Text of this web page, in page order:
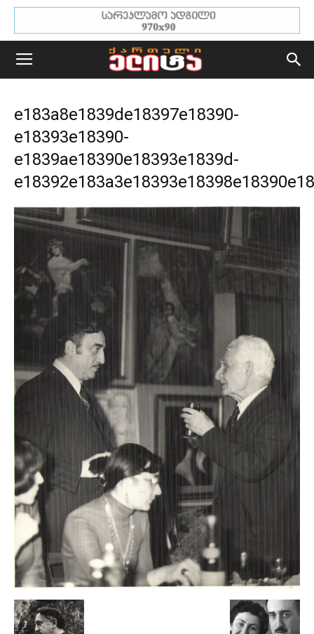
e183a8e1839de18397e18390-
e18393e18390-
e1839ae18390e18393e1839d-